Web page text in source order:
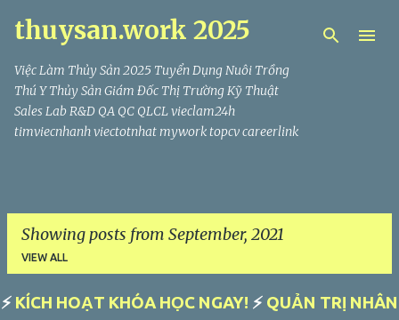
Skip to main content
thuysan.work 2025
Việc Làm Thủy Sản 2025 Tuyển Dụng Nuôi Trồng
Thú Y Thủy Sản Giám Đốc Thị Trường Kỹ Thuật
Sales Lab R&D QA QC QLCL vieclam24h
timviecnhanh viectotnhat mywork topcv careerlink
Showing posts from September, 2021
VIEW ALL
⚡ KÍCH HOẠT KHÓA HỌC NGAY! ⚡ QUẢN TRỊ NHÂN